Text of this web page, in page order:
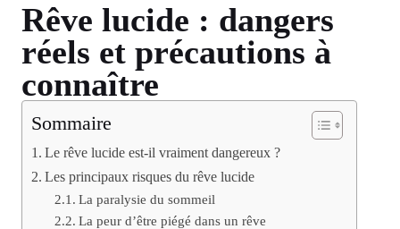
Rêve lucide : dangers
réels et précautions à
connaître
Sommaire
Le rêve lucide est-il vraiment dangereux ?
Les principaux risques du rêve lucide
La paralysie du sommeil
La peur d’être piégé dans un rêve